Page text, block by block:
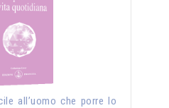
all’uomo che porre lo